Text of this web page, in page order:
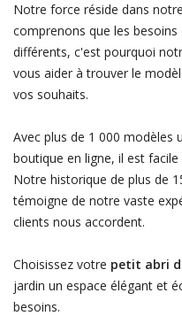
Notre force réside dans
comprenons que les
différents, c'est pourquoi
vous aider à trouver le
vos souhaits.
Avec plus de 1 000 modèles
boutique en ligne, il est
Notre historique de plus de
témoigne de notre vaste
clients nous accordent.
Choisissez votre petit abri
jardin un espace élégant et
besoins.